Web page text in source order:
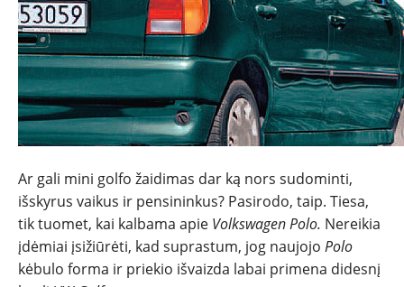
NAUJIENOS
TESTAI
NAUJI
Ar gali mini golfo žaidimas dar ką nors sudominti,
išskyrus vaikus ir pensininkus? Pasirodo, taip. Tiesa,
tik tuomet, kai kalbama apie Volkswagen Polo. Nereikia
įdėmiai įsižiūrėti, kad suprastum, jog naujojo Polo
kėbulo forma ir priekio išvaizda labai primena didesnį